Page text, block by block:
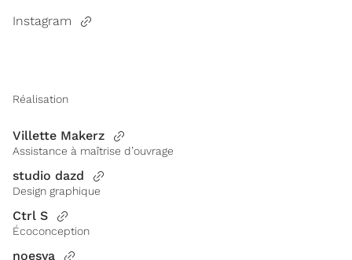
Instagram
Réalisation
Villette Makerz
Assistance à maîtrise d’ouvrage
studio dazd
Design graphique
Ctrl S
Écoconception
noesya